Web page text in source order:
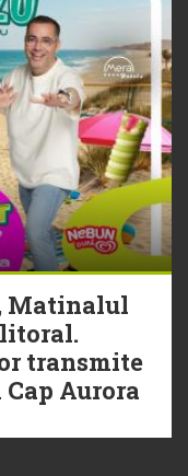
Matinalul
litoral.
transmite
Aurora